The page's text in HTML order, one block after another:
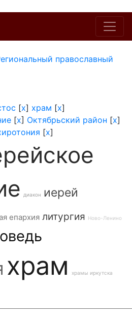
православный
[x] храм [x]
[x] Октябрьский район [x]
[x]
диакон иерей
епархия литургия Ново-Ленино
храм храмы иркутска